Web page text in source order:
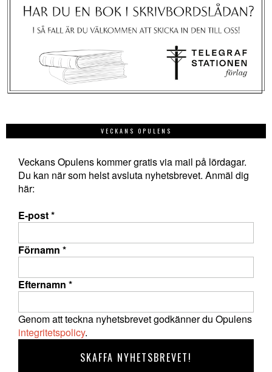
VECKANS OPULENS
Veckans Opulens kommer gratis via mail på lördagar.
Du kan när som helst avsluta nyhetsbrevet. Anmäl dig
här:
E-post*
Förnamn *
Efternamn *
Genom att teckna nyhetsbrevet godkänner du Opulens
integritetspolicy.